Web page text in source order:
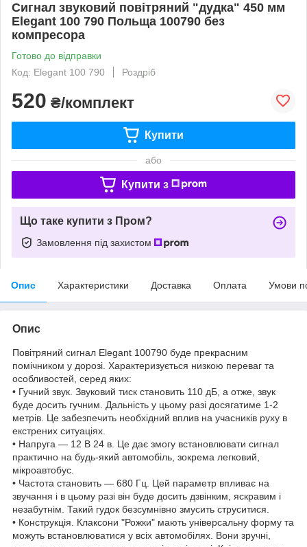
Сигнал звуковий повітряний "дудка" 450 мм
Elegant 100 790 Польща 100790 без
компресора
Готово до відправки
Код: Elegant 100 790
Роздріб
520 ₴/комплект
Купити
або
Купити з
Що таке купити з Пром?
Замовлення під захистом
Опис Характеристики Доставка Оплата Умови
Опис
Повітряний сигнал Elegant 100790 буде прекрасним
помічником у дорозі. Характеризується низкою переваг та
особливостей, серед яких:
• Гучний звук. Звуковий тиск становить 110 дБ, а отже, звук
буде досить гучним. Дальність у цьому разі досягатиме 1-2
метрів. Це забезпечить необхідний вплив на учасників руху в
екстрених ситуаціях.
• Напруга — 12 В 24 в. Це дає змогу встановлювати сигнал
практично на будь-який автомобіль, зокрема легковий,
мікроавтобус.
• Частота становить — 680 Гц. Цей параметр впливає на
звучання і в цьому разі він буде досить дзвінким, яскравим і
незабутнім. Такий гудок безсумнівно змусить струситися.
• Конструкція. Клаксони "Рожки" мають універсальну форму та
можуть встановлюватися у всіх автомобілях. Вони зручні,